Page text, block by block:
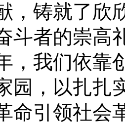
，铸就了欣
斗者的崇高
，我们依靠
园，以扎扎
命引领社会